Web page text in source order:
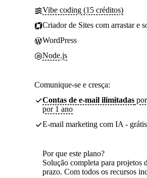
Vibe coding (15 créditos)
Criador de Sites com arrastar e
WordPress
Node.js
Comunique-se e cresça:
Contas de e-mail ilimitadas
por 1 ano
E-mail marketing com IA -
Por que este plano?
Solução completa para projetos
prazo. Com todos os recursos